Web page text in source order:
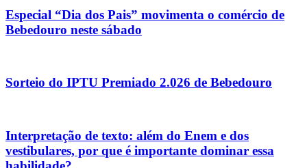
Especial “Dia dos Pais” movimenta o comércio de
Bebedouro neste sábado
Sorteio do IPTU Premiado 2.026 de Bebedouro
Interpretação de texto: além do Enem e dos
vestibulares, por que é importante dominar essa